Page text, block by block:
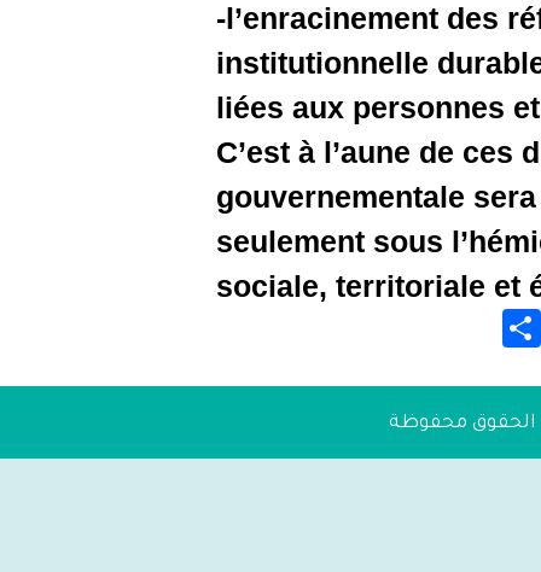
-
liées aux
C’est à
sociale,